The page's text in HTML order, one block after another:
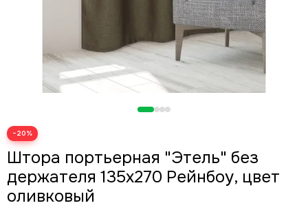
−20%
Штора портьерная "Этель" без
держателя 135х270 Рейнбоу, цвет
оливковый